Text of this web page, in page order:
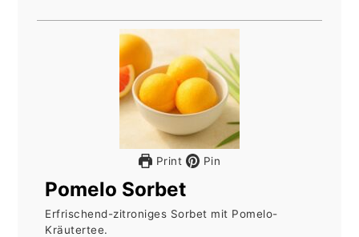
Print Pin
Pomelo Sorbet
Erfrischend-zitroniges Sorbet mit Pomelo-
Kräutertee.